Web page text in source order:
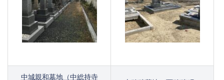
中城親和墓地（中総持寺